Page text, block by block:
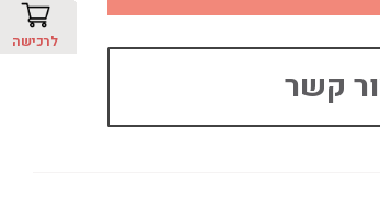
לרכישה
קשר